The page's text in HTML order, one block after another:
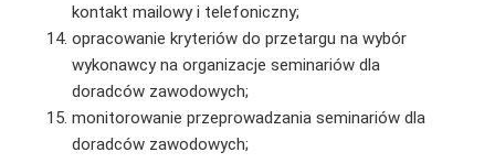
kontakt mailowy i telefoniczny;
opracowanie kryteriów do przetargu na wybór
wykonawcy na organizacje seminariów dla
doradców zawodowych;
monitorowanie przeprowadzania seminariów dla
doradców zawodowych;